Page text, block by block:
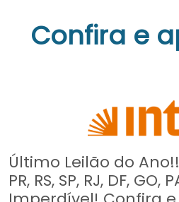
Confira e
Último Leilão do
PR, RS, SP, RJ, DF, GO,